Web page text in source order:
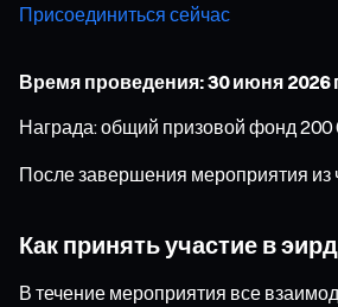
Присоединиться сейчас
Время проведения: 30 июня 2026
Награда: общий призовой фонд 200
После завершения мероприятия из
Как принять участие в
В течение мероприятия все